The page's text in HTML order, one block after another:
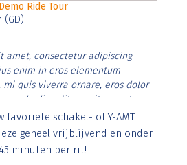
Ride Tour
(GD)
amet, consectetur adipiscing
enim in eros elementum
mi quis viverra ornare, eros dolor
diam libero vitae erat.
et justo cursus id rutrum lorem
vitae risus tristique posuere.
schakel- of Y-AMT
geheel vrijblijvend en onder
minuten per rit!